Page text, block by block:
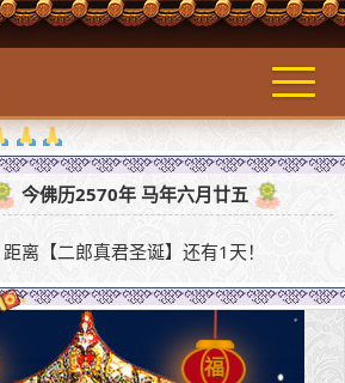
今佛历2570年 马年六月廿五
距离【二郎真君圣诞】还有1天！
福